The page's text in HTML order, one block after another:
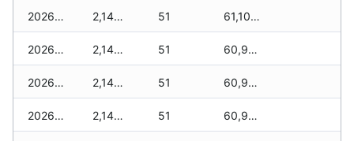
2026-04-02 2,140 zł 51 61,100 zł
2026-04-01 2,140 zł 51 60,960 zł
2026-03-31 2,140 zł 51 60,960 zł
2026-03-30 2,140 zł 51 60,960 zł